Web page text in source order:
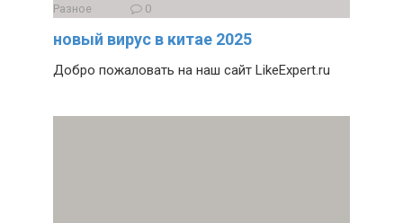
Разное 0
новый вирус в китае 2025
Добро пожаловать на наш сайт LikeExpert.ru